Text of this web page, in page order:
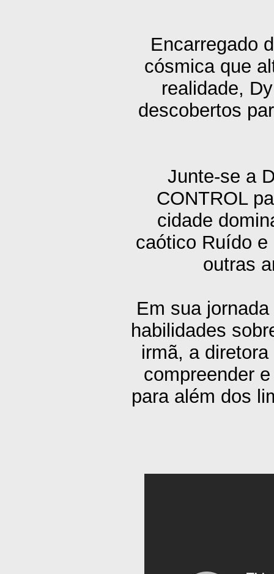
Encarregado
cósmica que
realidade,
descobertos
Junte-se a
CONTROL
cidade
caótico Ruído
outras
Em sua
habilidades
irmã, a
compreender
para além dos